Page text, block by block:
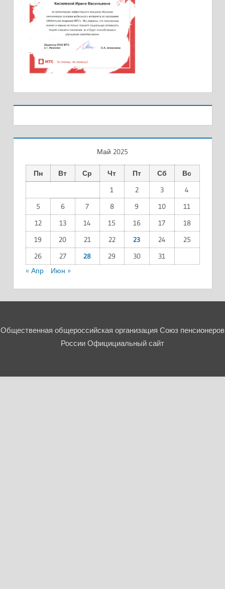
Май 2025
Пн Вт Ср Чт Пт Сб
Вс
1
2 3
4
5
6 7 8 9 10
11
12
13 14 15 16 17
18
19
20 21 22 23 24
25
26
27 28 29 30
31
« Апр
Июн »
Общественная общероссийская организация Союз пенсионеров
России Официциальный сайт